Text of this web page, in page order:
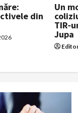
din
Un
Jupa